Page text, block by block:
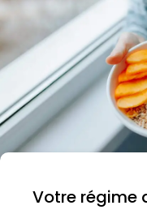
Votre régime